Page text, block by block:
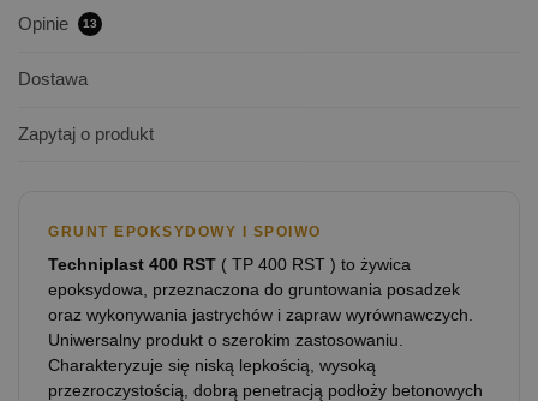
Opinie 13
Dostawa
Zapytaj o produkt
GRUNT EPOKSYDOWY I SPOIWO
Techniplast 400 RST ( TP 400 RST ) to żywica
epoksydowa, przeznaczona do gruntowania posadzek
oraz wykonywania jastrychów i zapraw wyrównawczych.
Uniwersalny produkt o szerokim zastosowaniu.
Charakteryzuje się niską lepkością, wysoką
przezroczystością, dobrą penetracją podłoży betonowych